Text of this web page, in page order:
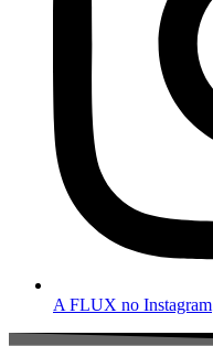
A FLUX no Instagram